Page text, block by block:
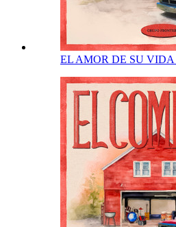
EL AMOR DE SU VIDA